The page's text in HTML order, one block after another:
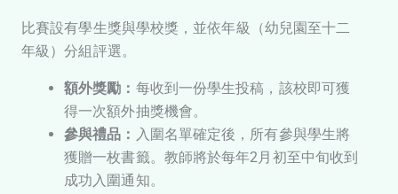
比賽設有學生獎與學校獎，並依年級（幼兒園至十二
年級）分組評選。
額外獎勵： 每收到一份學生投稿，該校即可獲
得一次額外抽獎機會。
參與禮品： 入圍名單確定後，所有參與學生將
獲贈一枚書籤。教師將於每年2月初至中旬收到
成功入圍通知。